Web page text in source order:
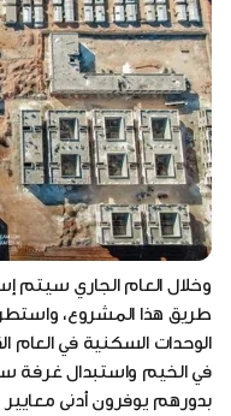
وخلال العام الجاري سيتم
طريق هذا المشروع،
الوحدات السكنية في العام
في الخيم واستبدال غرفة
بدورهم يوفرون أدنى